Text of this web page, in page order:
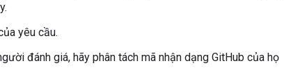
yêu cầu.
đánh giá, hãy phân tách mã nhận dạng GitHub của họ